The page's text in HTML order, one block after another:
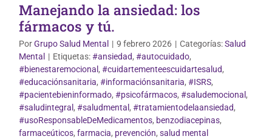
Manejando la ansiedad: los
fármacos y tú.
PorGrupo Salud Mental | 9 febrero 2026 | Categorías:Salud
Mental
| Etiquetas:#ansiedad, #autocuidado,
#bienestaremocional , #cuidartementeescuidartesalud,
#educaciónsanitaria, #informaciónsanitaria, #ISRS,
#pacientebieninformado, #psicofármacos, #saludemocional ,
#saludintegral , #saludmental , #tratamientodelaansiedad,
#usoResponsableDeMedicamentos, benzodiacepinas,
farmaceúticos, farmacia, prevención, salud mental